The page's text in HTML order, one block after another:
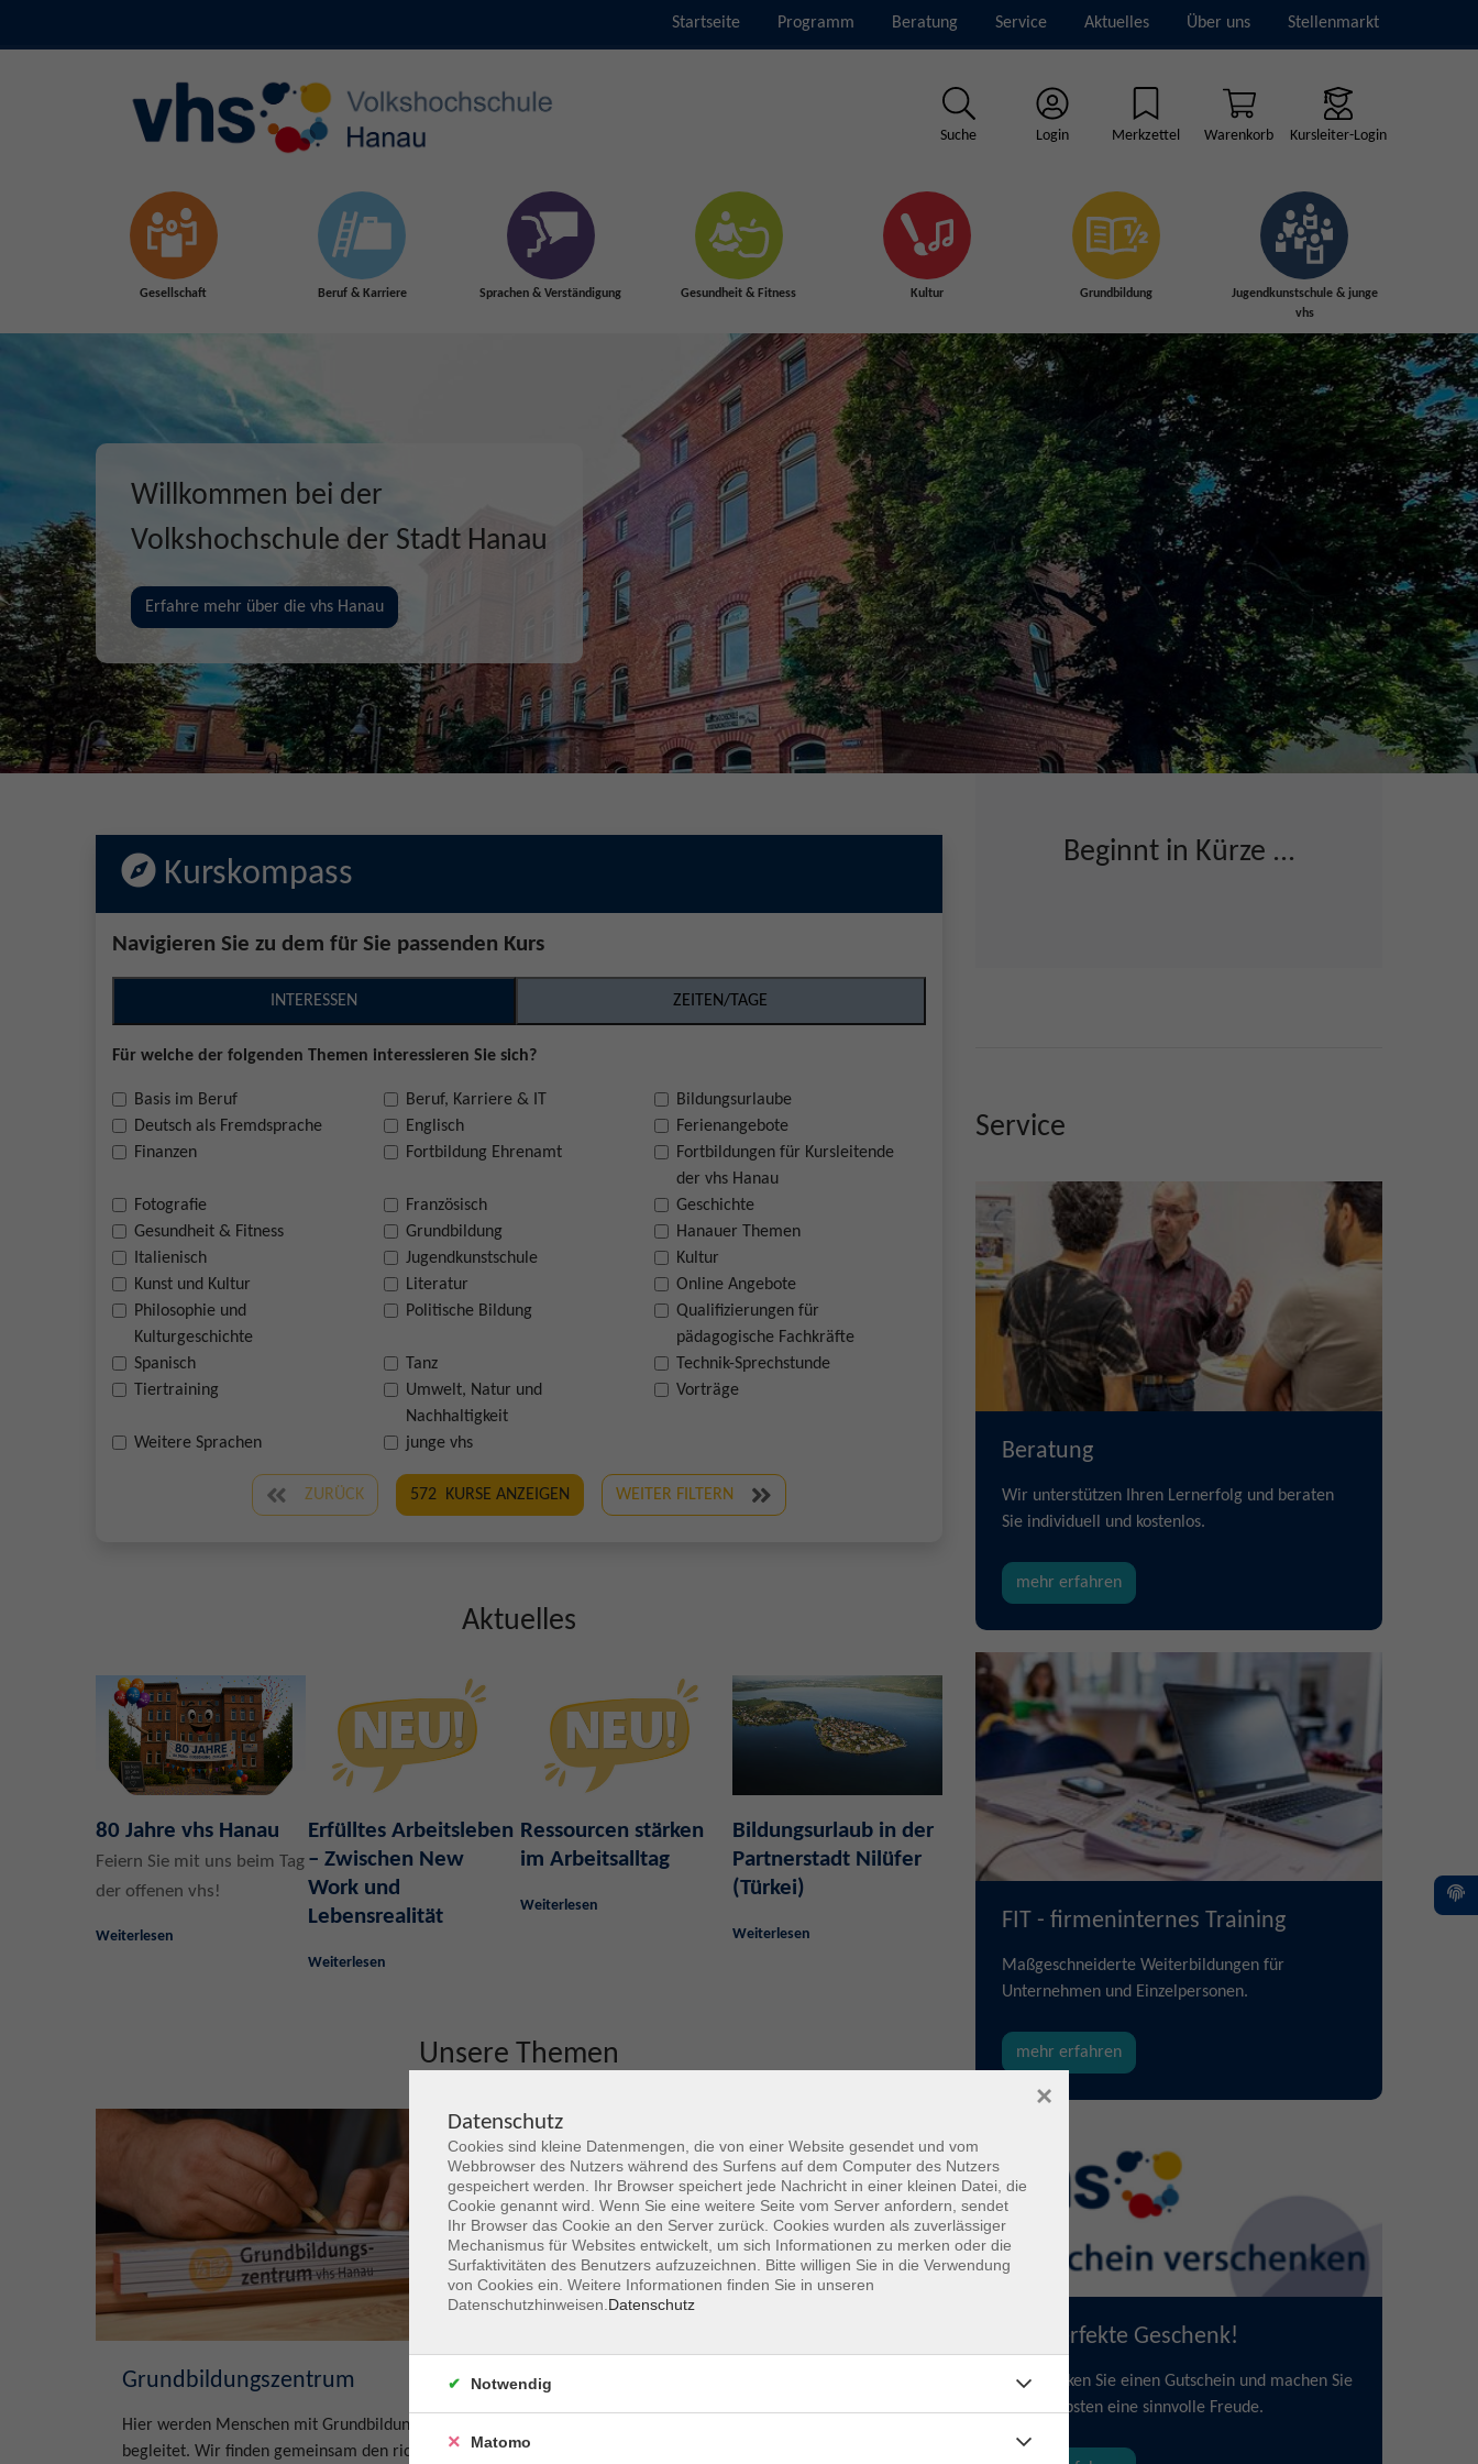
Startseite Programm Beratung Service Aktuelles Über uns Stellenmarkt
Suche Login Merkzettel Warenkorb Kursleiter-Login
Gesellschaft Beruf & Karriere Sprachen & Verständigung Gesundheit & Fitness Kultur Grundbildung
Jugendkunstschule & junge
vhs
Gemeinsam Zukunft entdecken,
erschaffen, erleben
Kurskompass
Navigieren Sie zu dem für Sie passenden Kurs
INTERESSEN ZEITEN/TAGE
Für welche der folgenden Themen interessieren Sie sich?
Basis im Beruf Beruf, Karriere & IT
Bildungsurlaube
Deutsch als Fremdsprache
Englisch
Ferienangebote
Finanzen
Fortbildung Ehrenamt
Fortbildungen für Kursleitende
der vhs Hanau
Fotografie
Französisch
Geschichte
Gesundheit & Fitness
Grundbildung
Hanauer Themen
Italienisch
Jugendkunstschule
Kultur
Kunst und Kultur
Literatur
Online Angebote
Philosophie und
Kulturgeschichte
Politische Bildung
Qualifizierungen für
pädagogische Fachkräfte
Spanisch
Tanz
Technik-Sprechstunde
Tiertraining
Umwelt, Natur und
Nachhaltigkeit
Vorträge
Weitere Sprachen junge vhs
ZURÜCK 572 KURSE ANZEIGEN WEITER FILTERN
Aktuelles
80 Jahre vhs Hanau
Feiern Sie mit uns beim Tag
der offenen vhs!
Weiterlesen
Erfülltes Arbeitsleben
– Zwischen New
Work und
Lebensrealität
Weiterlesen
Ressourcen stärken
im Arbeitsalltag
Weiterlesen
Bildungsurlaub in der
Partnerstadt Nilüfer
(Türkei)
Weiterlesen
Unsere Themen
Grundbildungszentrum
Hier werden Menschen mit Grundbildungsbedarf
begleitet. Wir finden gemeinsam den richtigen
Beginnt in Kürze ...
Service
Beratung
Wir unterstützen Ihren Lernerfolg und beraten
Sie individuell und kostenlos.
mehr erfahren
FIT - firmeninternes Training
Maßgeschneiderte Weiterbildungen für
Unternehmen und Einzelpersonen.
mehr erfahren
Das perfekte Geschenk!
Verschenken Sie einen Gutschein und machen Sie
Ihren Liebsten eine sinnvolle Freude.
Datenschutz
Cookies sind kleine Datenmengen, die von einer Website gesendet und vom
Webbrowser des Nutzers während des Surfens auf dem Computer des Nutzers
gespeichert werden. Ihr Browser speichert jede Nachricht in einer kleinen Datei, die
Cookie genannt wird. Wenn Sie eine weitere Seite vom Server anfordern, sendet
Ihr Browser das Cookie an den Server zurück. Cookies wurden als zuverlässiger
Mechanismus für Websites entwickelt, um sich Informationen zu merken oder die
Surfaktivitäten des Benutzers aufzuzeichnen. Bitte willigen Sie in die Verwendung
von Cookies ein. Weitere Informationen finden Sie in unseren
Datenschutzhinweisen. Datenschutz
×
Notwendig
Matomo